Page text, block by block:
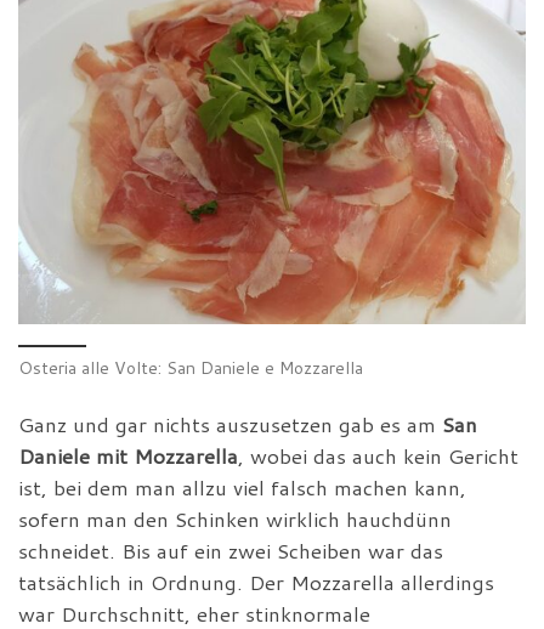
Osteria alle Volte: San Daniele e Mozzarella
Ganz und gar nichts auszusetzen gab es am San
Daniele mit Mozzarella, wobei das auch kein Gericht
ist, bei dem man allzu viel falsch machen kann,
sofern man den Schinken wirklich hauchdünn
schneidet. Bis auf ein zwei Scheiben war das
tatsächlich in Ordnung. Der Mozzarella allerdings
war Durchschnitt, eher stinknormale